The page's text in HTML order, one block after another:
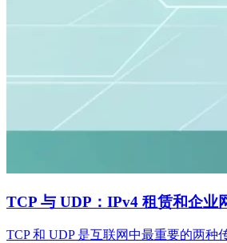
TCP 与 UDP：IPv4 租赁和企业
TCP 和 UDP 是互联网中最重要的两种